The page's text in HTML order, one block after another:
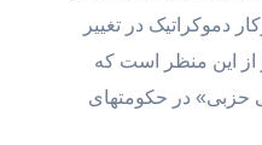
دموکراتیک در تغییر
این منظر است که
حزبی» در حکومتهای